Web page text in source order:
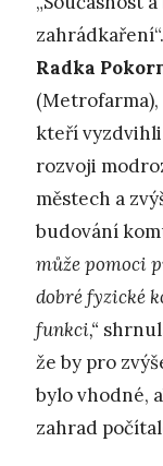
Radka
(Metrofarma),
kteří
rozvoji
městech a
budování
může pomoci
dobré fyzické
funkci,“
že by pro
bylo vhodné,
zahrad